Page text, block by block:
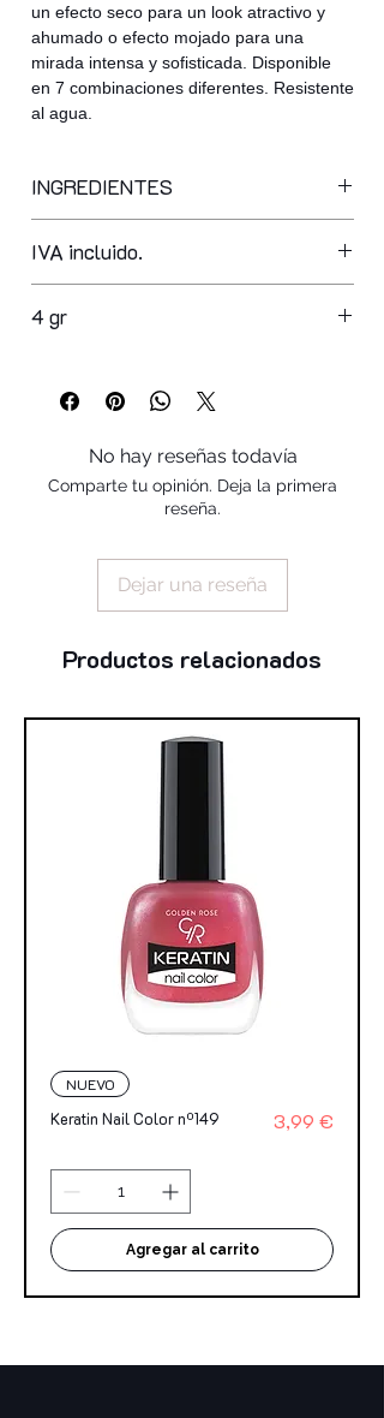
un efecto seco para un look atractivo y
ahumado o efecto mojado para una
mirada intensa y sofisticada. Disponible
en 7 combinaciones diferentes. Resistente
al agua.
INGREDIENTES
dipentaerythrityl hexahydroxystearate/
hexastearate/hexarosinate,
caprylic/capric triglyceride, zea mays,
aluminum starch octenylsuccinate,
polyacrylamide, propyl paraben, c13-14
isoparaffin, sorbic acid, aqua,
butylparaben, isostearyl
neopentanoate, laureth-7
IVA incluido.
4 gr
No hay reseñas todavía
Comparte tu opinión. Deja la primera
reseña.
Dejar una reseña
Productos relacionados
NUEVO
Keratin Nail Color nº149 Precio
3,99 €
Agregar al carrito